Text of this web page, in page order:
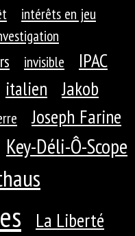
intérêts en jeu
invisible
IPAC
italien
Jakob
Joseph Farine
Key-Déli-Ô-Scope
La Liberté